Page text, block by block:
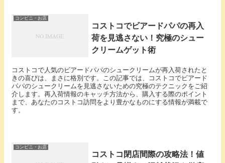
コンビニ・お店
コストコでビアードパパの再入
荷を見逃さない！究極のシュー
クリームゲット術
コストコで人気のビアードパパのシュークリームが再入荷されたと
きの喜びは、まさに格別です。この記事では、コストコでビアード
パパのシュークリームを見逃さないための究極のテクニックをご紹
介します。再入荷情報のキャッチ方法から、購入する際のポイント
まで、あなたのコストコ訪問をより豊かなものにする情報が満載で
す。
コンビニ・お店
コストコ閉店間際の攻略法！値